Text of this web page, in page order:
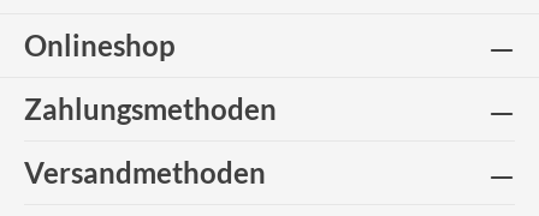
Onlineshop
Zahlungsmethoden
Versandmethoden